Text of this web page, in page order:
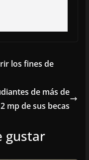
los fines de
de más de
mp de sus becas
gustar